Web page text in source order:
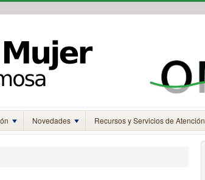
Novedades Recursos y Servicios de Atención